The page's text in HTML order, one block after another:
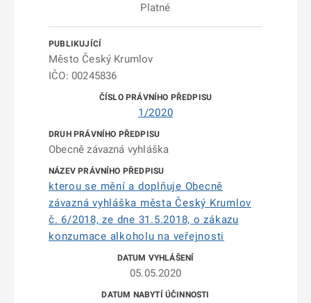
Platné
Město Český Krumlov
IČO: 00245836
1/2020
Obecně závazná vyhláška
kterou se mění a doplňuje Obecně
závazná vyhláška města Český Krumlov
č. 6/2018, ze dne 31.5.2018, o zákazu
konzumace alkoholu na veřejnosti
05.05.2020